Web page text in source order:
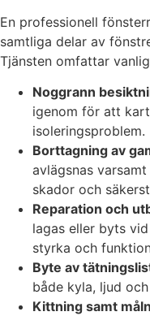
En professionell
samtliga delar av
Tjänsten omfattar
Noggrann
igenom för att
isoleringsproblem.
Borttagning av
avlägsnas
skador och
Reparation och
lagas eller byts
styrka och
Byte av
både kyla, ljud
Kittning samt